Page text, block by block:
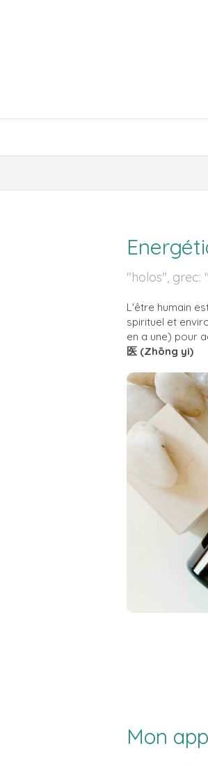
"holos", grec:
L'être humain
spirituel et
en a une) pour
医 (Zhōng yi)
Mon